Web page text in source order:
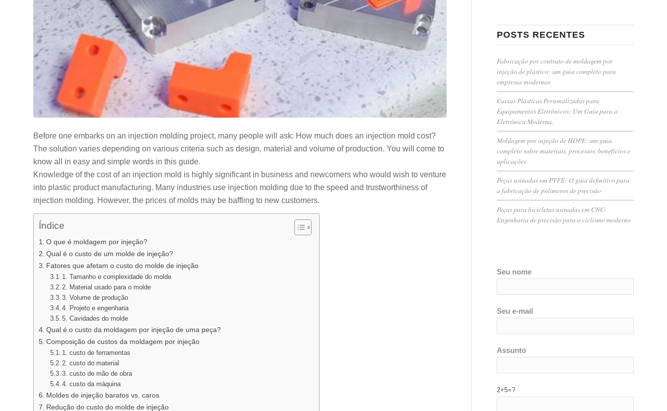
Before one embarks on an injection molding project, many people will ask: How much does an injection mold cost?
The solution varies depending on various criteria such as design, material and volume of production. You will come to
know all in easy and simple words in this guide.
Knowledge of the cost of an injection mold is highly significant in business and newcomers who would wish to venture
into plastic product manufacturing. Many industries use injection molding due to the speed and trustworthiness of
injection molding. However, the prices of molds may be baffling to new customers.
Índice
O que é moldagem por injeção?
Qual é o custo de um molde de injeção?
Fatores que afetam o custo do molde de injeção
1. Tamanho e complexidade do molde
2. Material usado para o molde
3. Volume de produção
4. Projeto e engenharia
5. Cavidades do molde
Qual é o custo da moldagem por injeção de uma peça?
Composição de custos da moldagem por injeção
1. custo de ferramentas
2. custo do material
3. custo de mão de obra
4. custo da máquina
Moldes de injeção baratos vs. caros
Redução do custo do molde de injeção
POSTS RECENTES
Fabricação por contrato de moldagem por
injeção de plástico: um guia completo para
empresas modernas
Caixas Plásticas Personalizadas para
Equipamentos Eletrônicos: Um Guia para a
Eletrônica Moderna.
Moldagem por injeção de HDPE: um guia
completo sobre materiais, processos, benefícios e
aplicações
Peças usinadas em PTFE: O guia definitivo para
a fabricação de polímeros de precisão
Peças para bicicletas usinadas em CNC:
Engenharia de precisão para o ciclismo moderno
Seu nome
Seu e-mail
Assunto
2+5=?